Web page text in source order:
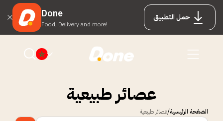
حمل التطبيق Done
Food, Delivery and more!
عصائر طبيعية
الصفحة الرئيسية عصائر طبيعية